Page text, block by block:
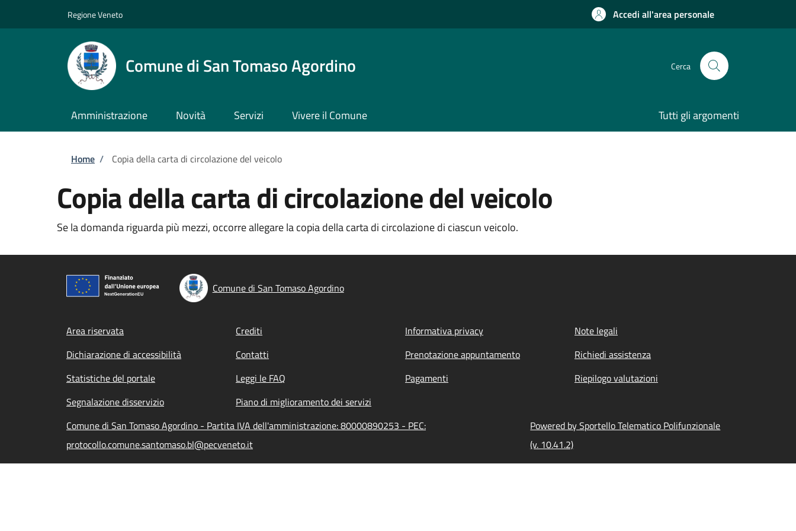
Regione Veneto Accedi all'area personale
Comune di San Tomaso Agordino Cerca
Amministrazione Novità Servizi Vivere il Comune Tutti gli argomenti
Briciole di pane
Home / Copia della carta di circolazione del veicolo
Copia della carta di circolazione del veicolo
Se la domanda riguarda più mezzi, occorre allegare la copia della carta di circolazione di ciascun veicolo.
Comune di San Tomaso Agordino
Footer menu
Area riservata Crediti Informativa privacy
Note legali
Dichiarazione di accessibilità
Contatti Prenotazione appuntamento
Richiedi assistenza
Statistiche del portale
Leggi le FAQ Pagamenti
Riepilogo valutazioni
Segnalazione disservizio
Piano di miglioramento dei servizi
Comune di San Tomaso Agordino - Partita IVA dell'amministrazione: 80000890253 - PEC:
protocollo.comune.santomaso.bl@pecveneto.it
Powered by Sportello Telematico Polifunzionale
(v. 10.41.2)